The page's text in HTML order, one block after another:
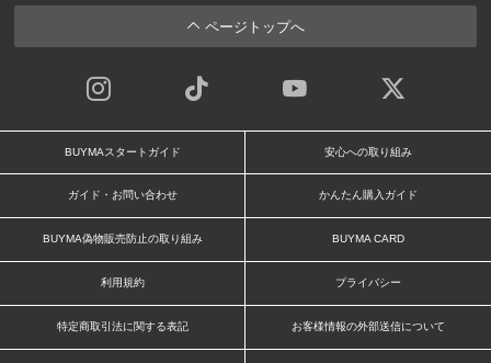
ページトップへ
BUYMAスタートガイド 安心への取り組み
ガイド・お問い合わせ かんたん購入ガイド
BUYMA偽物販売防止の取り組み BUYMA CARD
利用規約 プライバシー
特定商取引法に関する表記 お客様情報の外部送信について